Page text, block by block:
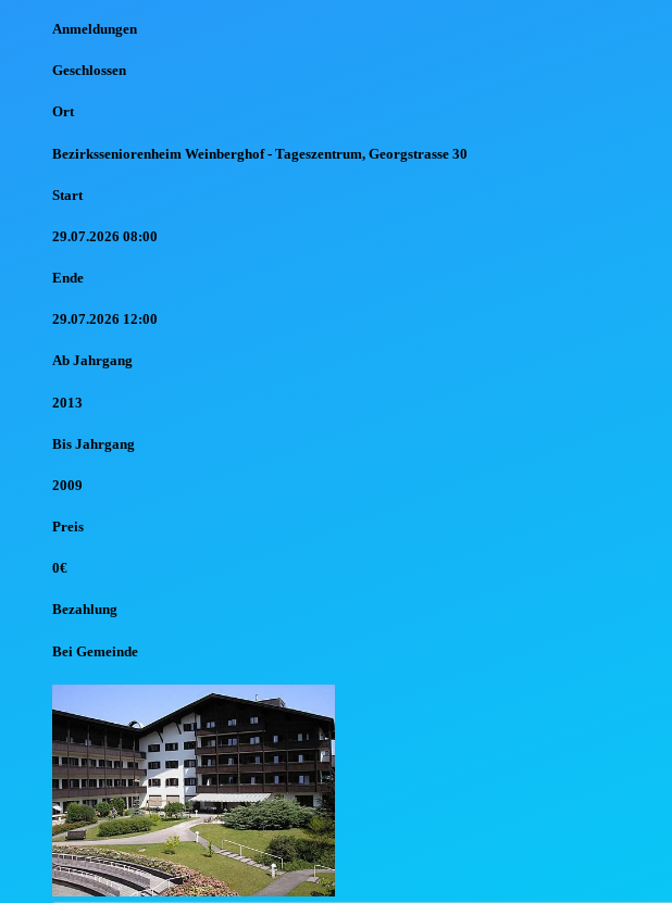
Anmeldungen
Geschlossen
Ort
Bezirksseniorenheim Weinberghof - Tageszentrum, Georgstrasse 30
Start
29.07.2026 08:00
Ende
29.07.2026 12:00
Ab Jahrgang
2013
Bis Jahrgang
2009
Preis
0€
Bezahlung
Bei Gemeinde